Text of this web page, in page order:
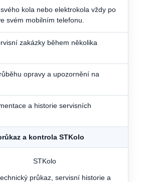
kola nebo elektrokola vždy po
svém mobilním telefonu.
zakázky během několika
opravy a upozornění na
a historie servisních
a kontrola STKolo
průkaz, servisní historie a